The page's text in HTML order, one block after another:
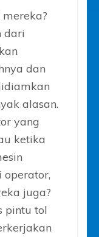
dari
dan
alasan.
yang
ketika
juga?
pintu tol